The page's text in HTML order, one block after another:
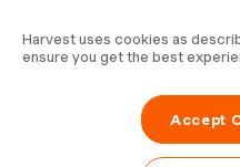
Seu
registrado —
Junte-se a mais de
tempo, faturam clientes
Harvest uses cookies as
ensure you get the best
Accept